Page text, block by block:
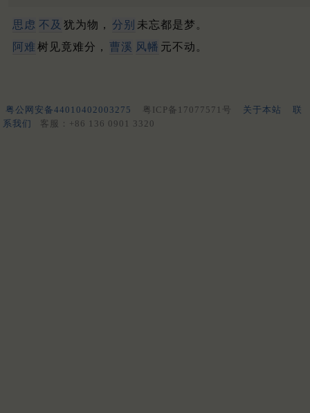
思虑 不及 犹为物， 分别 未忘都是梦。
阿难 树见竟难分， 曹溪 风幡 元不动。
粤公网安备44010402003275 粤ICP备17077571号 关于本站
联
系我们
客服：+86 136 0901 3320